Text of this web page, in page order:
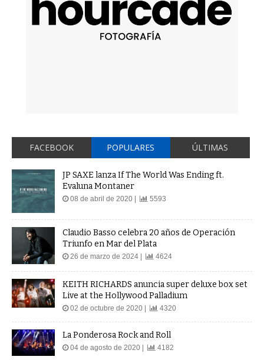
FACEBOOK POPULARES ÚLTIMAS
JP SAXE lanza If The World Was Ending ft.
Evaluna Montaner
08 de abril de 2020 | 5593
Claudio Basso celebra 20 años de Operación
Triunfo en Mar del Plata
26 de marzo de 2024 | 4624
KEITH RICHARDS anuncia super deluxe box set
Live at the Hollywood Palladium
02 de octubre de 2020 | 4320
La Ponderosa Rock and Roll
04 de agosto de 2020 | 4182